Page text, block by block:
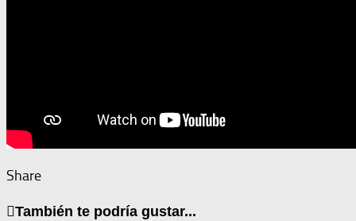
Share
También te podría gustar...